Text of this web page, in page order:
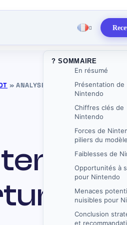
» ANALYSE SWOT DE NINTENDO :
:
? SOMMAIRE
En résumé
Présentation de
Nintendo
Chiffres clés de
Nintendo
Forces de
piliers du modèle
Faiblesses de
Opportunités à
pour Nintendo
Menaces
nuisibles pour
Conclusion
et